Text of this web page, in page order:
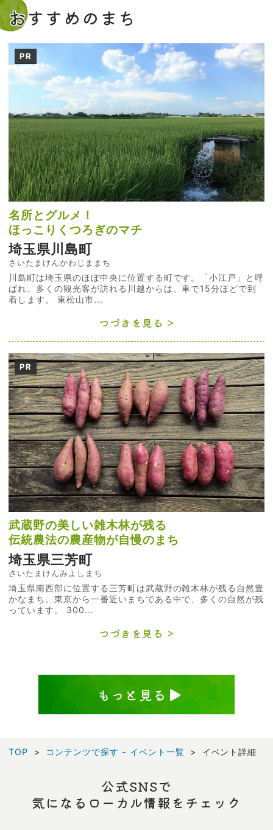
おすすめのまち
PR
名所とグルメ！
ほっこりくつろぎのマチ
埼玉県川島町
さいたまけんかわじままち
川島町は埼玉県のほぼ中央に位置する町です。「小江戸」と呼
ばれ、多くの観光客が訪れる川越からは、車で15分ほどで到
着します。 東松山市...
つづきを見る
PR
武蔵野の美しい雑木林が残る
伝統農法の農産物が自慢のまち
埼玉県三芳町
さいたまけんみよしまち
埼玉県南西部に位置する三芳町は武蔵野の雑木林が残る自然豊
かなまち。東京から一番近いまちである中で、多くの自然が残
っています。 300...
つづきを見る
もっと見る
TOP コンテンツで探す - イベント一覧 イベント詳細
公式SNSで
気になるローカル情報をチェック